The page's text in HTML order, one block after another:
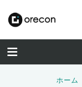
ホーム